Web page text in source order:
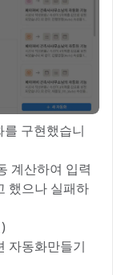
구현했습니
계산하여 입력
했으나 실패하
자동화만들기